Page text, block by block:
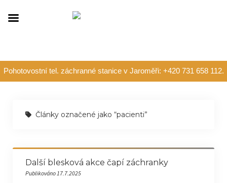
Pohotovostní tel. záchranné stanice v Jaroměři: +420 731 658 112.
Články označené jako “pacienti”
Další blesková akce čapí záchranky
Publikováno 17.7.2025